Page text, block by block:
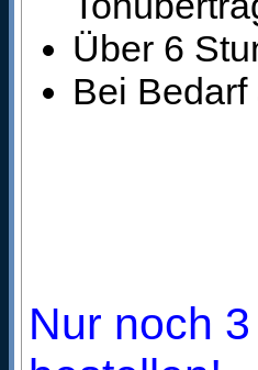
Über 6
Bei
Nur noch